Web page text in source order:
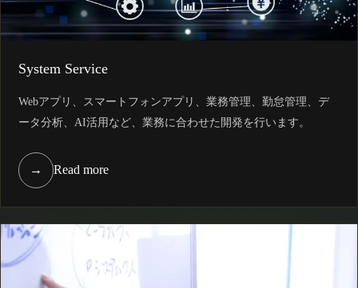
System Service
Webアプリ、スマートフォンアプリ、業務管理、勤怠管理、デ
ータ分析、AI活用など、業務に合わせた開発を行います。
→ Read more